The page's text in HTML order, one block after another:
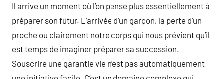
Il arrive un moment où l’on pense plus essentiellement à
préparer son futur. L’arrivée d’un garçon, la perte d’un
proche ou clairement notre corps qui nous prévient qu’il
est temps de imaginer préparer sa succession.
Souscrire une garantie vie n’est pas automatiquement